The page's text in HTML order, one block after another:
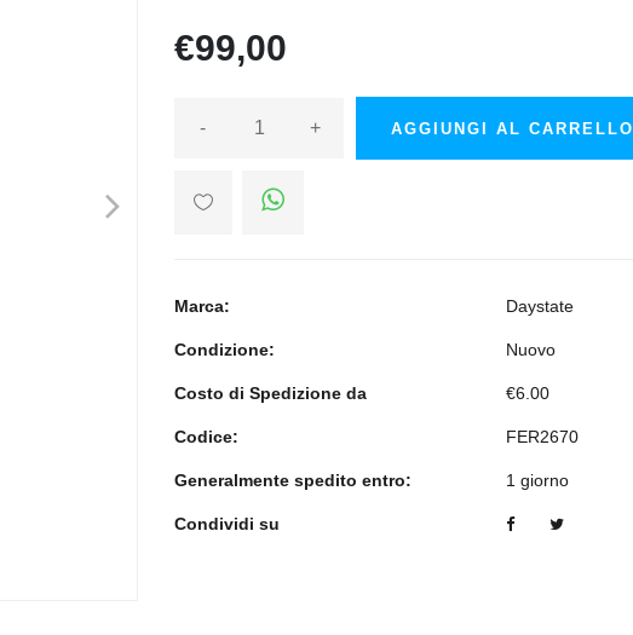
>
€99,00
- + AGGIUNGI AL CARRELLO
Marca: Daystate
Condizione: Nuovo
Costo di Spedizione da €6.00
Codice: FER2670
Generalmente spedito entro: 1 giorno
Condividi su